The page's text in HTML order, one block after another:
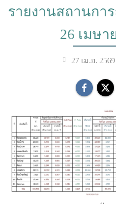
รายงานสถานกา
26 เมษา
27 เม.ย. 2569